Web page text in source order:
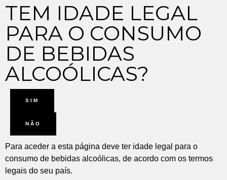
TEM IDADE LEGAL
PARA O CONSUMO
DE BEBIDAS
ALCOÓLICAS?
SIM
NÃO
Para aceder a esta página deve ter idade legal para o
consumo de bebidas alcoólicas, de acordo com os termos
legais do seu país.